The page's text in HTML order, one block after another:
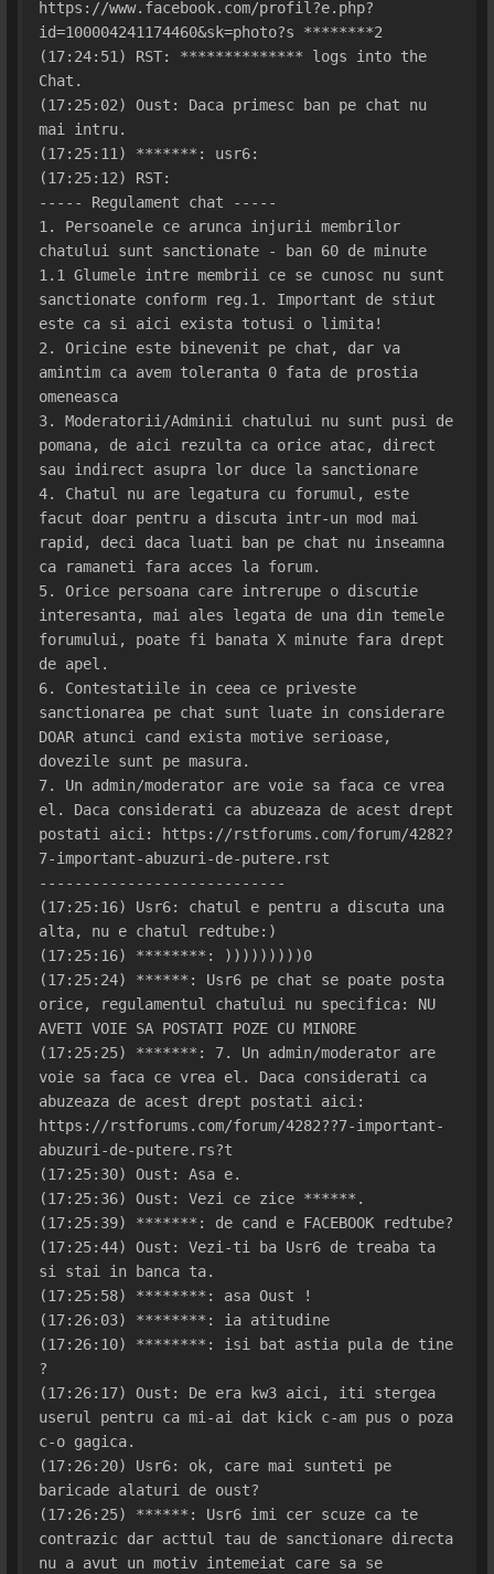
https://www.facebook.com/profil?e.php?
id=100004241174460&sk=photo?s ********2
(17:24:51) RST: ************** logs into the
Chat.
(17:25:02) Oust: Daca primesc ban pe chat nu
mai intru.
(17:25:11) *******: usr6:
(17:25:12) RST:
----- Regulament chat -----
1. Persoanele ce arunca injurii membrilor
chatului sunt sanctionate - ban 60 de minute
1.1 Glumele intre membrii ce se cunosc nu sunt
sanctionate conform reg.1. Important de stiut
este ca si aici exista totusi o limita!
2. Oricine este binevenit pe chat, dar va
amintim ca avem toleranta 0 fata de prostia
omeneasca
3. Moderatorii/Adminii chatului nu sunt pusi de
pomana, de aici rezulta ca orice atac, direct
sau indirect asupra lor duce la sanctionare
4. Chatul nu are legatura cu forumul, este
facut doar pentru a discuta intr-un mod mai
rapid, deci daca luati ban pe chat nu inseamna
ca ramaneti fara acces la forum.
5. Orice persoana care intrerupe o discutie
interesanta, mai ales legata de una din temele
forumului, poate fi banata X minute fara drept
de apel.
6. Contestatiile in ceea ce priveste
sanctionarea pe chat sunt luate in considerare
DOAR atunci cand exista motive serioase,
dovezile sunt pe masura.
7. Un admin/moderator are voie sa faca ce vrea
el. Daca considerati ca abuzeaza de acest drept
postati aici: https://rstforums.com/forum/4282?
7-important-abuzuri-de-putere.rst
----------------------------
(17:25:16) Usr6: chatul e pentru a discuta una
alta, nu e chatul redtube:)
(17:25:16) ********: )))))))))0
(17:25:24) ******: Usr6 pe chat se poate posta
orice, regulamentul chatului nu specifica: NU
AVETI VOIE SA POSTATI POZE CU MINORE
(17:25:25) *******: 7. Un admin/moderator are
voie sa faca ce vrea el. Daca considerati ca
abuzeaza de acest drept postati aici:
https://rstforums.com/forum/4282??7-important-
abuzuri-de-putere.rs?t
(17:25:30) Oust: Asa e.
(17:25:36) Oust: Vezi ce zice ******.
(17:25:39) *******: de cand e FACEBOOK redtube?
(17:25:44) Oust: Vezi-ti ba Usr6 de treaba ta
si stai in banca ta.
(17:25:58) ********: asa Oust !
(17:26:03) ********: ia atitudine
(17:26:10) ********: isi bat astia pula de tine
?
(17:26:17) Oust: De era kw3 aici, iti stergea
userul pentru ca mi-ai dat kick c-am pus o poza
c-o gagica.
(17:26:20) Usr6: ok, care mai sunteti pe
baricade alaturi de oust?
(17:26:25) ******: Usr6 imi cer scuze ca te
contrazic dar acttul tau de sanctionare directa
nu a avut un motiv intemeiat care sa se